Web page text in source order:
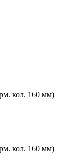
кол. 160 мм)
кол. 160 мм)